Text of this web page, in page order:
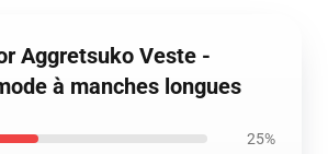
Aggretsuko Veste -
à manches longues
25%